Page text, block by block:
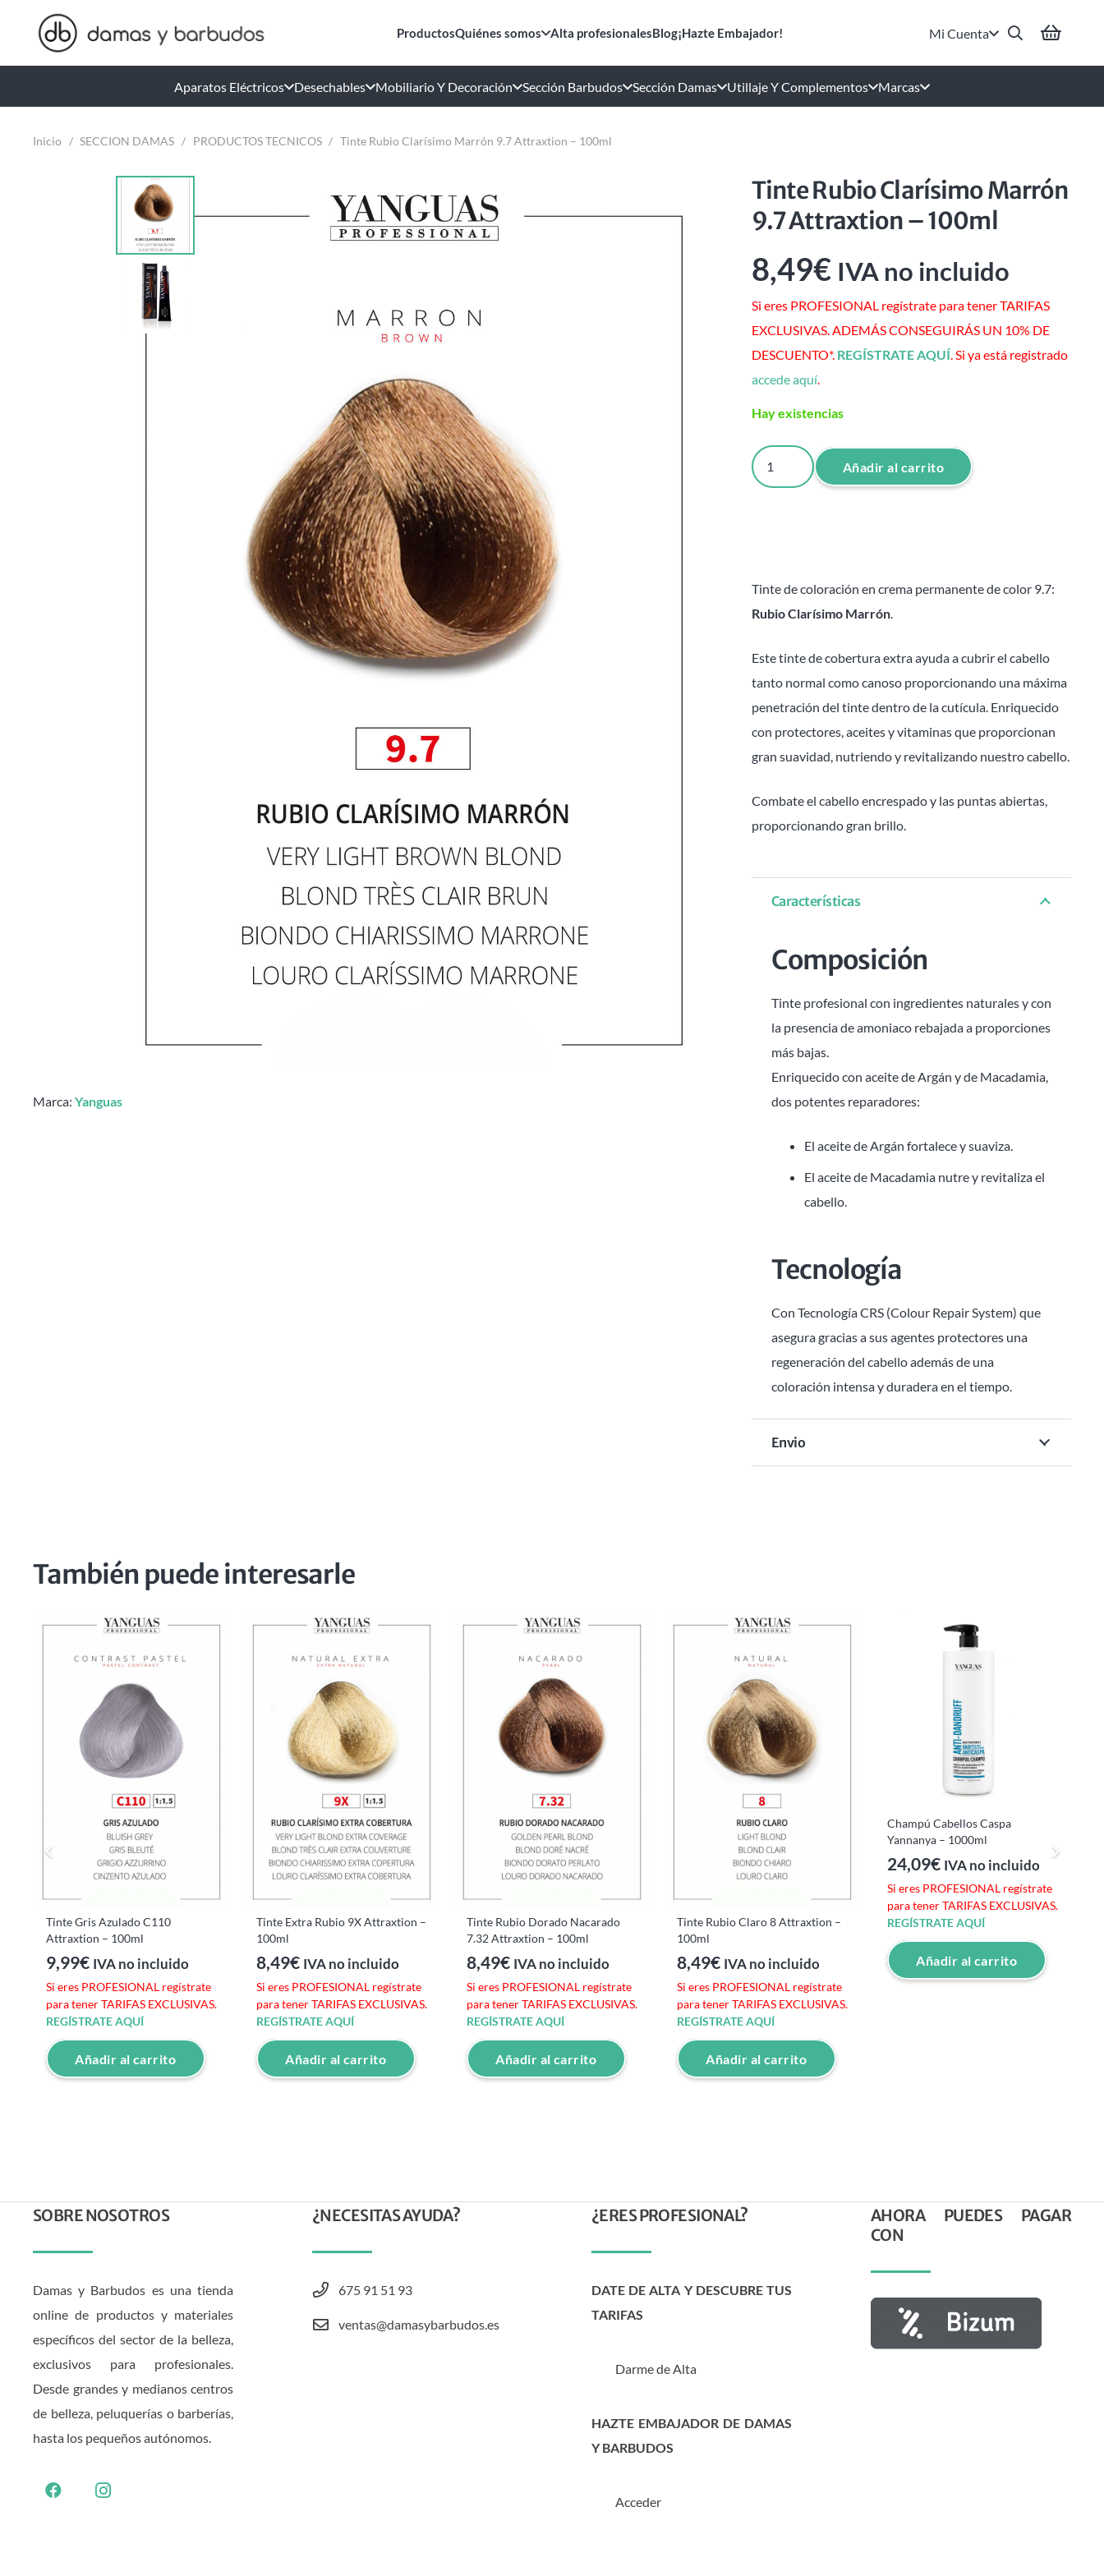
ProductosQuiénes somos Alta profesionalesBlog¡Hazte Embajador! Mi Cuenta
Aparatos Eléctricos Desechables Mobiliario Y Decoración Sección Barbudos Sección Damas Utillaje Y Complementos Marcas
Inicio / SECCION DAMAS / PRODUCTOS TECNICOS / Tinte Rubio Clarísimo Marrón 9.7 Attraxtion – 100ml
Marca: Yanguas
Tinte Rubio Clarísimo Marrón
9.7 Attraxtion – 100ml
8,49€ IVA no incluido
Si eres PROFESIONAL regístrate para tener TARIFAS
EXCLUSIVAS. ADEMÁS CONSEGUIRÁS UN 10% DE
DESCUENTO*. REGÍSTRATE AQUÍ. Si ya está registrado
accede aquí.
Hay existencias
Tinte
Rubio
cantidad
Añadir al carrito
Tinte de coloración en crema permanente de color 9.7:
Rubio Clarísimo Marrón.
Este tinte de cobertura extra ayuda a cubrir el cabello
tanto normal como canoso proporcionando una máxima
penetración del tinte dentro de la cutícula. Enriquecido
con protectores, aceites y vitaminas que proporcionan
gran suavidad, nutriendo y revitalizando nuestro cabello.
Combate el cabello encrespado y las puntas abiertas,
proporcionando gran brillo.
Características
Composición
Tinte profesional con ingredientes naturales y con
la presencia de amoniaco rebajada a proporciones
más bajas.
Enriquecido con aceite de Argán y de Macadamia,
dos potentes reparadores:
El aceite de Argán fortalece y suaviza.
El aceite de Macadamia nutre y revitaliza el
cabello.
Tecnología
Con Tecnología CRS (Colour Repair System) que
asegura gracias a sus agentes protectores una
regeneración del cabello además de una
coloración intensa y duradera en el tiempo.
Envio
También puede interesarle
Tinte Gris Azulado C110
Attraxtion – 100ml
9,99€ IVA no incluido
Si eres PROFESIONAL regístrate
para tener TARIFAS EXCLUSIVAS.
REGÍSTRATE AQUÍ
Añadir al carrito
Tinte Extra Rubio 9X Attraxtion –
100ml
8,49€ IVA no incluido
Si eres PROFESIONAL regístrate
para tener TARIFAS EXCLUSIVAS.
REGÍSTRATE AQUÍ
Añadir al carrito
Tinte Rubio Dorado Nacarado
7.32 Attraxtion – 100ml
8,49€ IVA no incluido
Si eres PROFESIONAL regístrate
para tener TARIFAS EXCLUSIVAS.
REGÍSTRATE AQUÍ
Añadir al carrito
Tinte Rubio Claro 8 Attraxtion –
100ml
8,49€ IVA no incluido
Si eres PROFESIONAL regístrate
para tener TARIFAS EXCLUSIVAS.
REGÍSTRATE AQUÍ
Añadir al carrito
Champú Cabellos Caspa
Yannanya – 1000ml
24,09€ IVA no incluido
Si eres PROFESIONAL regístrate
para tener TARIFAS EXCLUSIVAS.
REGÍSTRATE AQUÍ
Añadir al carrito
SOBRE NOSOTROS
Damas y Barbudos es una tienda
online de productos y materiales
específicos del sector de la belleza,
exclusivos para profesionales.
Desde grandes y medianos centros
de belleza, peluquerías o barberías,
hasta los pequeños autónomos.
¿NECESITAS AYUDA?
675 91 51 93
ventas@damasybarbudos.es
¿ERES PROFESIONAL?
DATE DE ALTA Y DESCUBRE TUS
TARIFAS
Darme de Alta
HAZTE EMBAJADOR DE DAMAS
Y BARBUDOS
Acceder
AHORA PUEDES PAGAR
CON